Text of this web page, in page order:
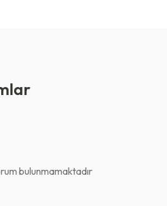
bulunmamaktadır